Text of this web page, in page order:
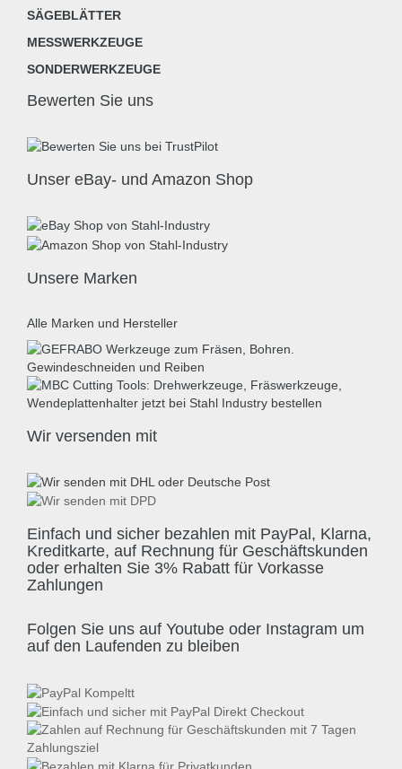
SÄGEBLÄTTER
MESSWERKZEUGE
SONDERWERKZEUGE
Bewerten Sie uns
Unser eBay- und Amazon Shop
Unsere Marken
Alle Marken und Hersteller
Wir versenden mit
Einfach und sicher bezahlen mit PayPal, Klarna,
Kreditkarte, auf Rechnung für Geschäftskunden
oder erhalten Sie 3% Rabatt für Vorkasse
Zahlungen
Folgen Sie uns auf Youtube oder Instagram um
auf den Laufenden zu bleiben